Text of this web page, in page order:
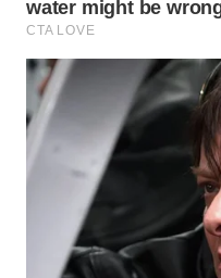
WN DELI
SERDANG
WN
TEBING
PAKPAK